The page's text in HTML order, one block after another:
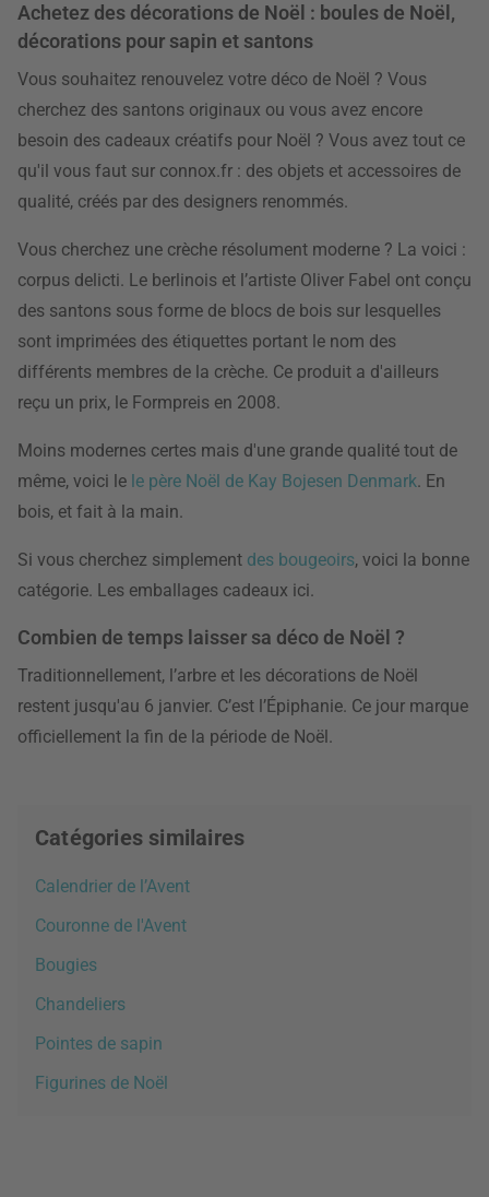
Achetez des décorations de Noël : boules de Noël,
décorations pour sapin et santons
Vous souhaitez renouvelez votre déco de Noël ? Vous
cherchez des santons originaux ou vous avez encore
besoin des cadeaux créatifs pour Noël ? Vous avez tout ce
qu'il vous faut sur connox.fr : des objets et accessoires de
qualité, créés par des designers renommés.
Vous cherchez une crèche résolument moderne ? La voici :
corpus delicti. Le berlinois et l’artiste Oliver Fabel ont conçu
des santons sous forme de blocs de bois sur lesquelles
sont imprimées des étiquettes portant le nom des
différents membres de la crèche. Ce produit a d'ailleurs
reçu un prix, le Formpreis en 2008.
Moins modernes certes mais d'une grande qualité tout de
même, voici le le père Noël de Kay Bojesen Denmark. En
bois, et fait à la main.
Si vous cherchez simplement des bougeoirs, voici la bonne
catégorie. Les emballages cadeaux ici.
Combien de temps laisser sa déco de Noël ?
Traditionnellement, l’arbre et les décorations de Noël
restent jusqu'au 6 janvier. C’est l’Épiphanie. Ce jour marque
officiellement la fin de la période de Noël.
Catégories similaires
Calendrier de l’Avent
Couronne de l'Avent
Bougies
Chandeliers
Pointes de sapin
Figurines de Noël